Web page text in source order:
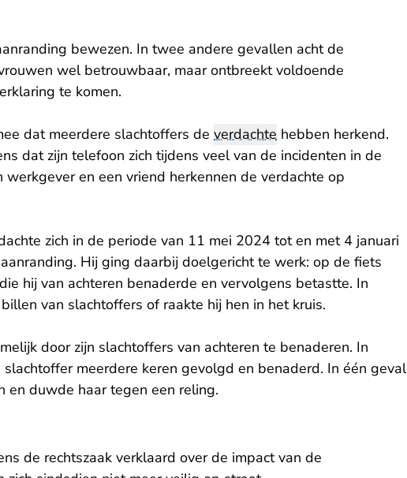
bewezen. In twee andere gevallen acht de
wel betrouwbaar, maar ontbreekt voldoende
te komen.
dat meerdere slachtoffers de verdachte hebben herkend.
dat zijn telefoon zich tijdens veel van de incidenten in de
en een vriend herkennen de verdachte op
zich in de periode van 11 mei 2024 tot en met 4 januari
Hij ging daarbij doelgericht te werk: op de fiets
hij van achteren benaderde en vervolgens betastte. In
van slachtoffers of raakte hij hen in het kruis.
door zijn slachtoffers van achteren te benaderen. In
meerdere keren gevolgd en benaderd. In één geval
en duwde haar tegen een reling.
de rechtszaak verklaard over de impact van de